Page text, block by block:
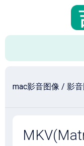
容
mac影音图像 / 影